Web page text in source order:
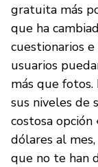
gratuita más
que ha
cuestionarios
usuarios
más que
sus niveles de
costosa
dólares al
que no te han